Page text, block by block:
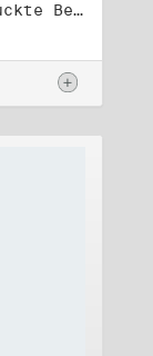
Titel: Manuskripte und gedruckte Belege (1)